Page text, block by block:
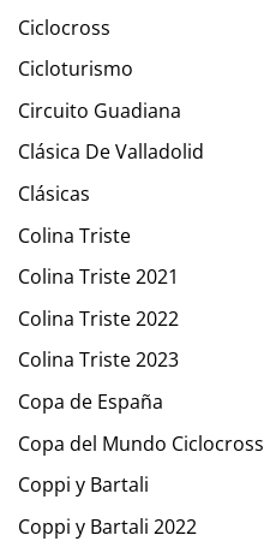
Ciclocross
Cicloturismo
Circuito Guadiana
Clásica De Valladolid
Clásicas
Colina Triste
Colina Triste 2021
Colina Triste 2022
Colina Triste 2023
Copa de España
Copa del Mundo Ciclocross
Coppi y Bartali
Coppi y Bartali 2022